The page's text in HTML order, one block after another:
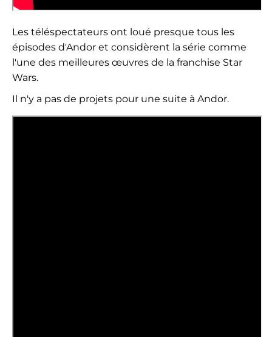
Les téléspectateurs ont loué presque tous les
épisodes d'Andor et considèrent la série comme
l'une des meilleures œuvres de la franchise Star
Wars.
Il n'y a pas de projets pour une suite à Andor.